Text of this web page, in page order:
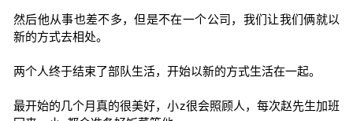
然后他从事也差不多，但是不在一个公司，我们让我们俩就以
新的方式去相处。
两个人终于结束了部队生活，开始以新的方式生活在一起。
最开始的几个月真的很美好，小z很会照顾人，每次赵先生加班